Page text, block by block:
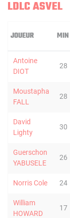
LDLC ASVEL
JOUEUR MIN
Antoine
DIOT
28
Moustapha
FALL
28
David
Lighty
30
Guerschon
YABUSELE
26
Norris Cole 24
William
HOWARD
17